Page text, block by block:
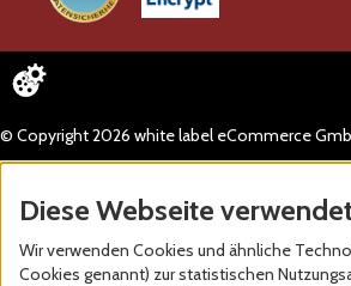
© Copyright 2026 white label eCommerce
Diese Webseite
Wir verwenden Cookies und ähnliche
Cookies genannt) zur statistischen